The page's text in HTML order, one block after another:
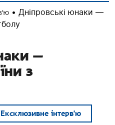
• Дніпровські юнаки —
—
з
Ексклюзивне інтерв'ю